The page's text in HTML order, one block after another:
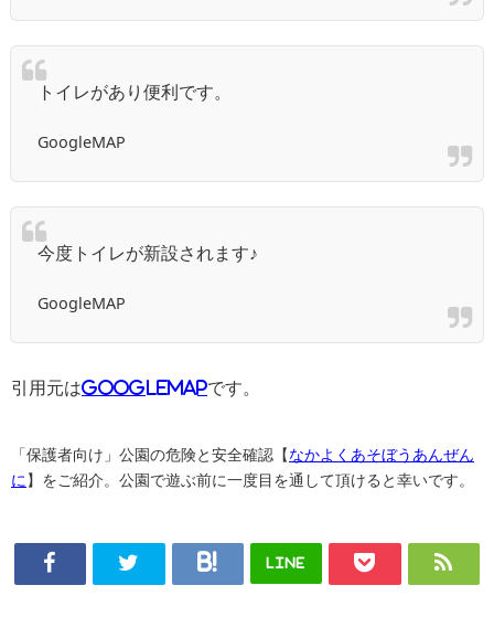
トイレがあり便利です。
GoogleMAP
今度トイレが新設されます♪
GoogleMAP
引用元はGoogleMAPです。
「保護者向け」公園の危険と安全確認【 なかよくあそぼうあんぜん
に 】をご紹介。公園で遊ぶ前に一度目を通して頂けると幸いです。
LINE